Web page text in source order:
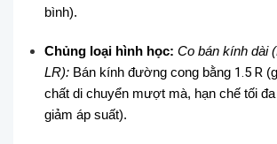
bình).
Chủng loại hình học: Co bán kính dài
LR): Bán kính đường cong bằng 1.5 R
chất di chuyển mượt mà, hạn chế tối
giảm áp suất).